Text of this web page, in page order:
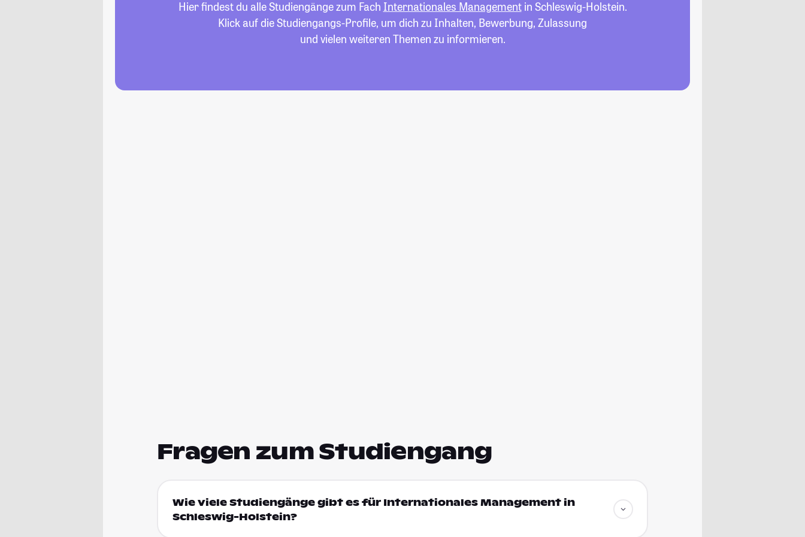
Hier findest du alle Studiengänge zum Fach Internationales Managementin Schleswig-Holstein.
Klick auf die Studiengangs-Profile, um dich zu Inhalten, Bewerbung, Zulassung
und vielen weiteren Themen zu informieren.
Fragen zum Studiengang
Wie viele Studiengänge gibt es für Internationales Management in
Schleswig-Holstein?